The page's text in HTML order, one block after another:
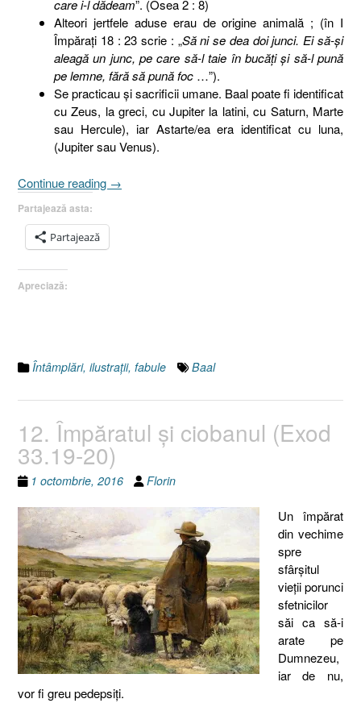
care i-l dădeam”. (Osea 2 : 8)
Alteori jertfele aduse erau de origine animală ; (în I
Împăraţi 18 : 23 scrie : „Să ni se dea doi junci. Ei să-şi
aleagă un junc, pe care să-l taie în bucăţi şi să-l pună
pe lemne, fără să pună foc …”).
Se practicau şi sacrificii umane. Baal poate fi identificat
cu Zeus, la greci, cu Jupiter la latini, cu Saturn, Marte
sau Hercule), iar Astarte/ea era identificat cu luna,
(Jupiter sau Venus).
Continue reading „13.
→
Partajează asta:
Partajează
Apreciază:
Întâmplări, ilustraţii, fabule Baal
12. Împăratul şi ciobanul (Exod
33.19-20)
1 octombrie, 2016 Florin
Un împărat
din vechime
spre
sfârșitul
vieții porunci
sfetnicilor
săi ca să-i
arate pe
Dumnezeu,
iar de nu,
vor fi greu pedepsiți.